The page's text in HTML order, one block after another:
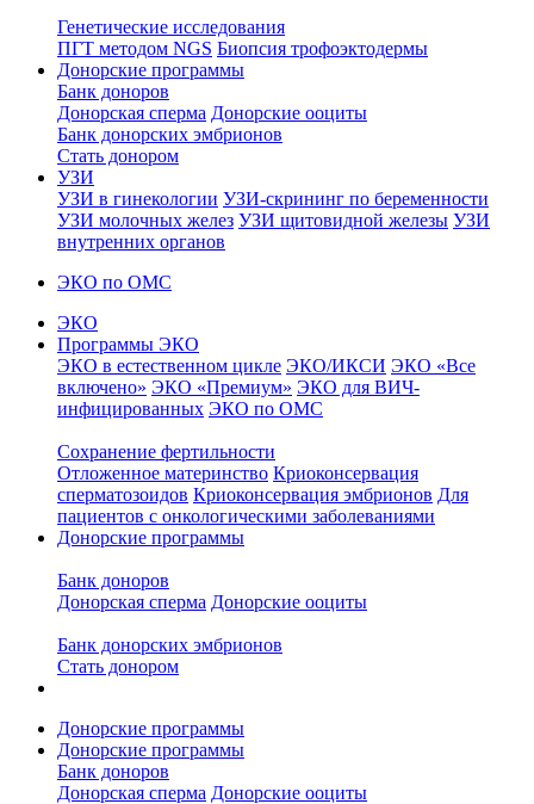
Генетические исследования
ПГТ методом NGS Биопсия трофоэктодермы
Донорские программы
Банк доноров
Донорская сперма Донорские ооциты
Банк донорских эмбрионов
Стать донором
УЗИ
УЗИ в гинекологии УЗИ-скрининг по беременности
УЗИ молочных желез УЗИ щитовидной железы УЗИ
внутренних органов
ЭКО по ОМС
ЭКО
Программы ЭКО
ЭКО в естественном цикле ЭКО/ИКСИ ЭКО «Все
включено» ЭКО «Премиум» ЭКО для ВИЧ-
инфицированных ЭКО по ОМС
Сохранение фертильности
Отложенное материнство Криоконсервация
сперматозоидов Криоконсервация эмбрионов Для
пациентов с онкологическими заболеваниями
Донорские программы
Банк доноров
Донорская сперма Донорские ооциты
Банк донорских эмбрионов
Стать донором
Донорские программы
Донорские программы
Банк доноров
Донорская сперма Донорские ооциты